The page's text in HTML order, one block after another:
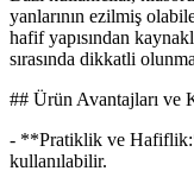
yanlarının ezilmiş
hafif yapısından
sırasında dikkatli
## Ürün Avantajları ve
- **Pratiklik ve
kullanılabilir.